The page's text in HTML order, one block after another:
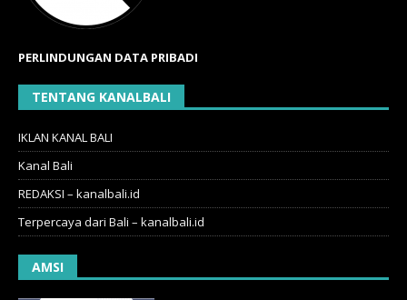
PERLINDUNGAN DATA PRIBADI
TENTANG KANALBALI
IKLAN KANAL BALI
Kanal Bali
REDAKSI – kanalbali.id
Terpercaya dari Bali – kanalbali.id
AMSI